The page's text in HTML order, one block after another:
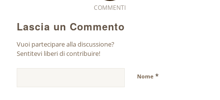
COMMENTI
Lascia un Commento
Vuoi partecipare alla discussione?
Sentitevi liberi di contribuire!
Nome *